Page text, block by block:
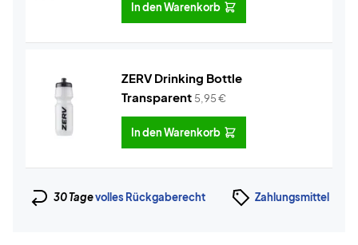
In den Warenkorb
ZERV Drinking Bottle
Transparent 5,95€
In den Warenkorb
30 Tagevolles Rückgaberecht Zahlungsmittel